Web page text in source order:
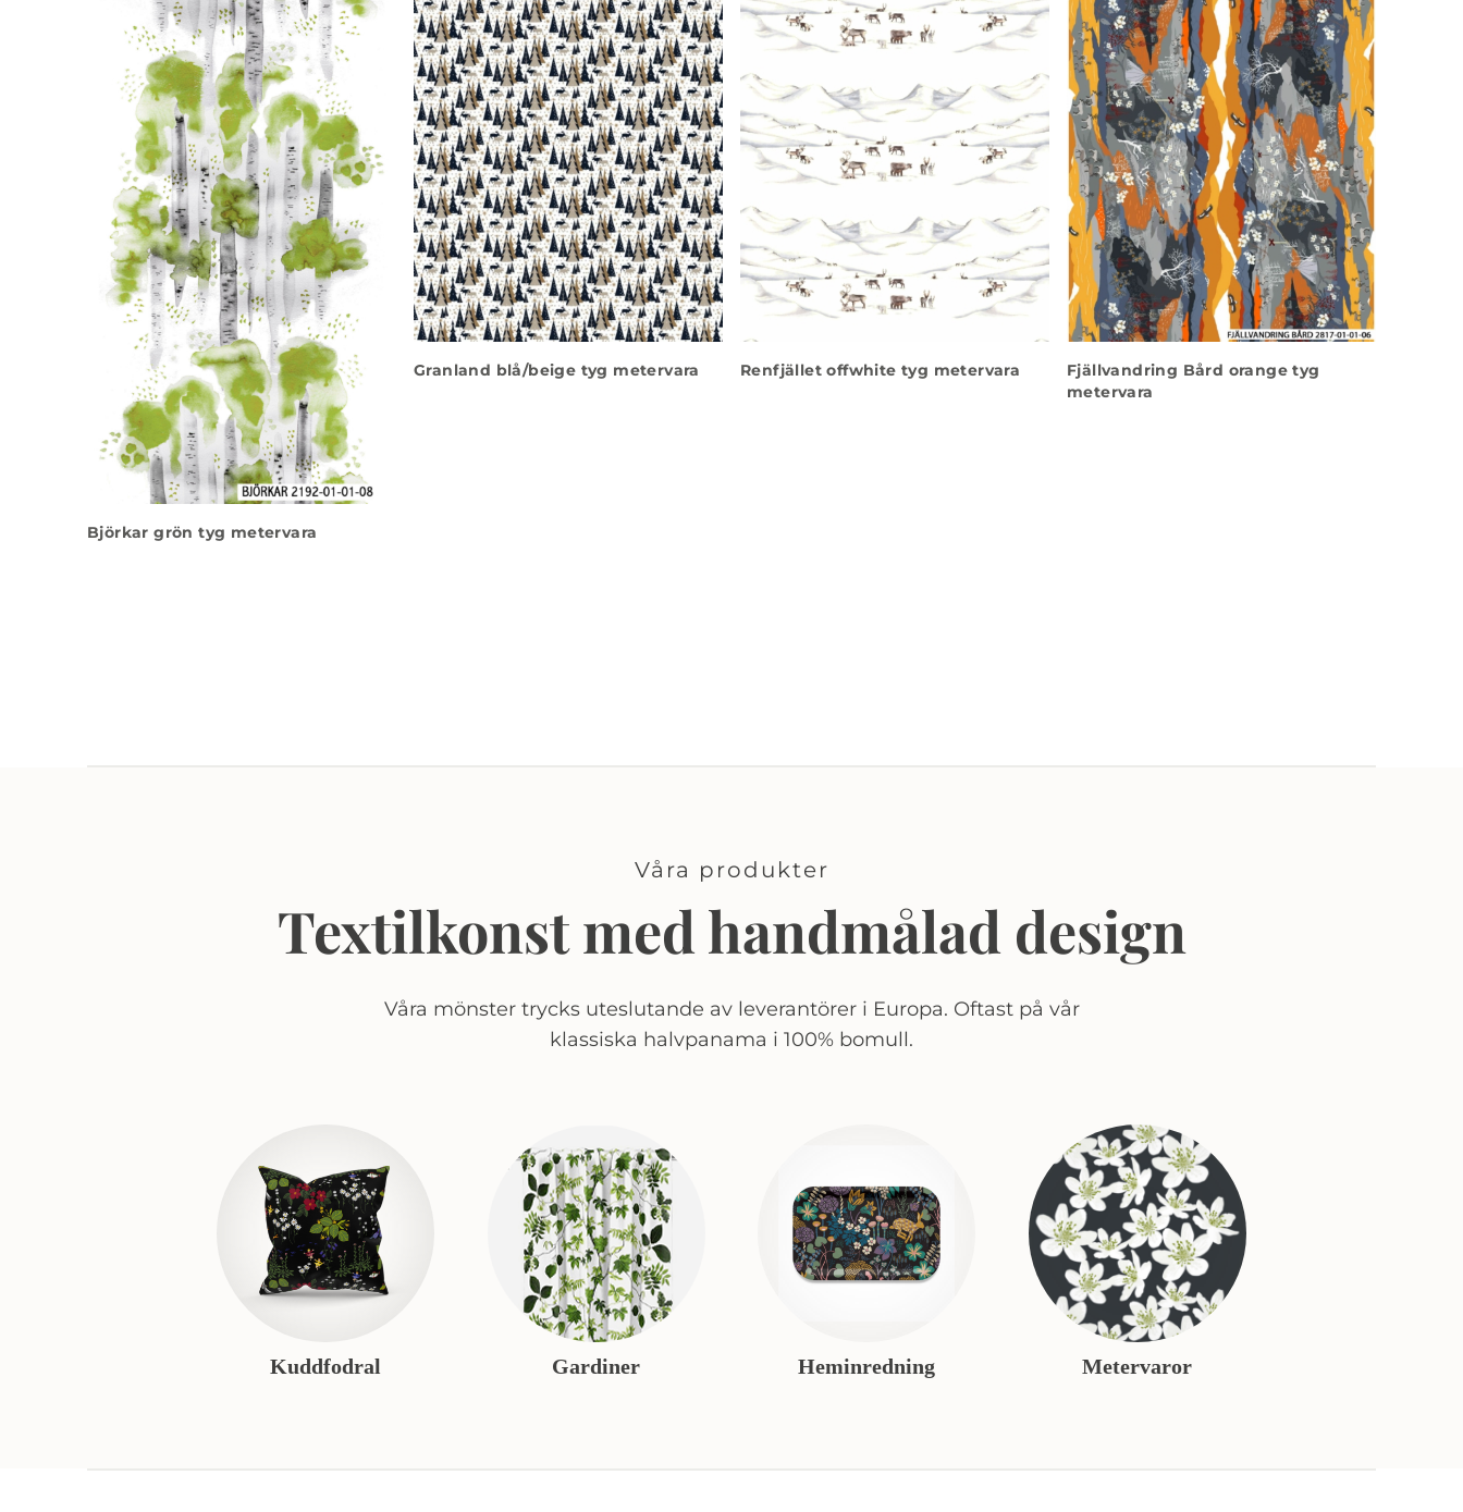
Björkar grön tyg metervara
Granland blå/beige tyg metervara Renfjället offwhite tyg metervara
Fjällvandring Bård orange tyg
metervara
Våra produkter
Textilkonst med handmålad design
Våra mönster trycks uteslutande av leverantörer i Europa. Oftast på vår
klassiska halvpanama i 100% bomull.
Kuddfodral Gardiner Heminredning Metervaror